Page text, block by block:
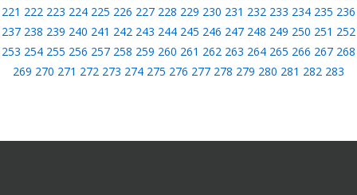
221 222 223 224 225 226 227 228 229 230 231 232 233 234 235 236
237 238 239 240 241 242 243 244 245 246 247 248 249 250 251 252
253 254 255 256 257 258 259 260 261 262 263 264 265 266 267 268
269 270 271 272 273 274 275 276 277 278 279 280 281 282 283